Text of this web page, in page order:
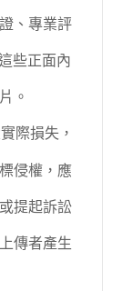
、專業評
些正面內
。
際損失，
侵權，應
提起訴訟
傳者產生